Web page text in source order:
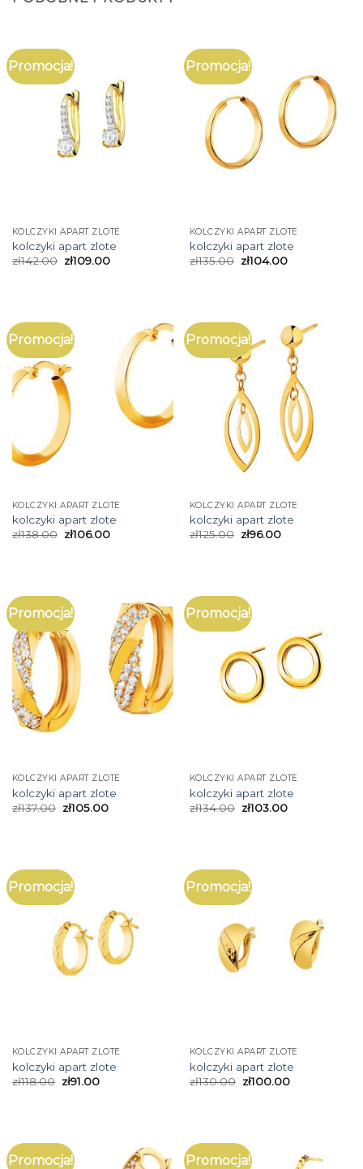
Promocja!
KOLCZYKI APART ZLOTE
kolczyki apart zlote
zł142.00 zł109.00
Promocja!
KOLCZYKI APART ZLOTE
kolczyki apart zlote
zł135.00 zł104.00
Promocja!
KOLCZYKI APART ZLOTE
kolczyki apart zlote
zł138.00 zł106.00
Promocja!
KOLCZYKI APART ZLOTE
kolczyki apart zlote
zł125.00 zł96.00
Promocja!
KOLCZYKI APART ZLOTE
kolczyki apart zlote
zł137.00 zł105.00
Promocja!
KOLCZYKI APART ZLOTE
kolczyki apart zlote
zł134.00 zł103.00
Promocja!
KOLCZYKI APART ZLOTE
kolczyki apart zlote
zł118.00 zł91.00
Promocja!
KOLCZYKI APART ZLOTE
kolczyki apart zlote
zł130.00 zł100.00
Promocja! Promocja!